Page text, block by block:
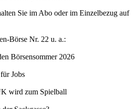
Sie im Abo oder im Einzelbezug auf
Börse Nr. 22 u. a.:
Börsensommer 2026
Jobs
wird zum Spielball